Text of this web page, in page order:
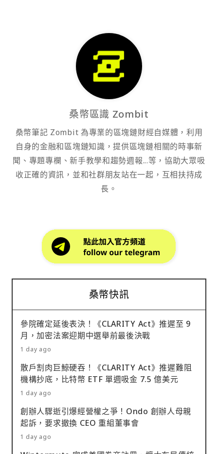
桑幣區識 Zombit
桑幣筆記 Zombit 為專業的區塊鏈財經自媒體，利用
自身的金融和區塊鏈知識，提供區塊鏈相關的時事新
聞、專題專欄、新手教學和趨勢週報...等，協助大眾吸
收正確的資訊，並和社群朋友站在一起，互相扶持成
長。
桑幣快訊
參院確定延後表決！《CLARITY Act》推遲至 9
月，加密法案迎期中選舉前最後決戰
1 day ago
散戶割肉巨鯨硬吞！《CLARITY Act》推遲難阻
機構抄底，比特幣 ETF 單週吸金 7.5 億美元
1 day ago
創辦人驟逝引爆經營權之爭！Ondo 創辦人母親
起訴，要求撤換 CEO 重組董事會
1 day ago